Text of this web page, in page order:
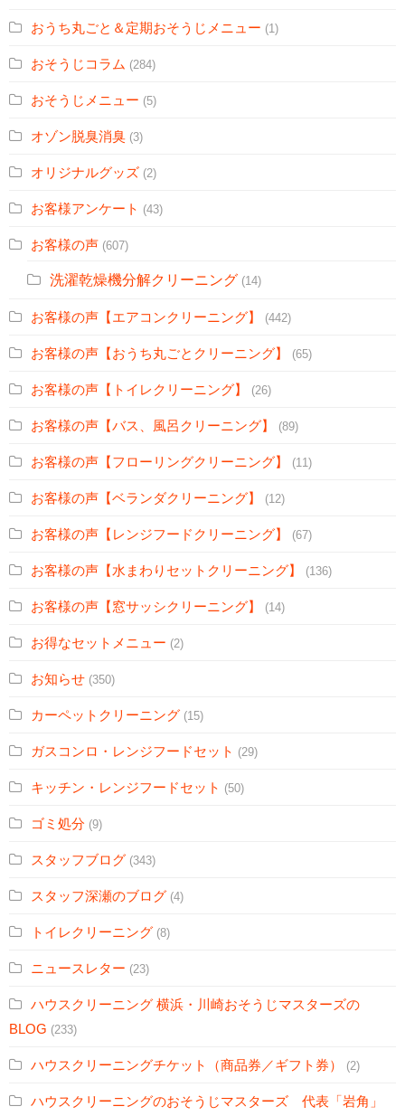
おうち丸ごと＆定期おそうじメニュー (1)
おそうじコラム (284)
おそうじメニュー (5)
オゾン脱臭消臭 (3)
オリジナルグッズ (2)
お客様アンケート (43)
お客様の声 (607)
洗濯乾燥機分解クリーニング (14)
お客様の声【エアコンクリーニング】 (442)
お客様の声【おうち丸ごとクリーニング】 (65)
お客様の声【トイレクリーニング】 (26)
お客様の声【バス、風呂クリーニング】 (89)
お客様の声【フローリングクリーニング】 (11)
お客様の声【ベランダクリーニング】 (12)
お客様の声【レンジフードクリーニング】 (67)
お客様の声【水まわりセットクリーニング】 (136)
お客様の声【窓サッシクリーニング】 (14)
お得なセットメニュー (2)
お知らせ (350)
カーペットクリーニング (15)
ガスコンロ・レンジフードセット (29)
キッチン・レンジフードセット (50)
ゴミ処分 (9)
スタッフブログ (343)
スタッフ深瀬のブログ (4)
トイレクリーニング (8)
ニュースレター (23)
ハウスクリーニング 横浜・川崎おそうじマスターズの
BLOG (233)
ハウスクリーニングチケット（商品券／ギフト券） (2)
ハウスクリーニングのおそうじマスターズ 代表「岩角」